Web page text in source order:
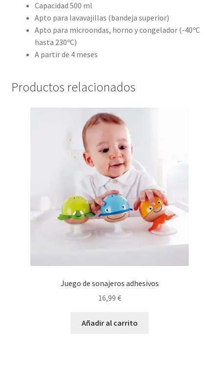
Capacidad 500 ml
Apto para lavavajillas (bandeja superior)
Apto para microondas, horno y congelador (-40ºC
hasta 230ºC)
A partir de 4 meses
Productos relacionados
Juego de sonajeros adhesivos
16,99 €
Añadir al carrito